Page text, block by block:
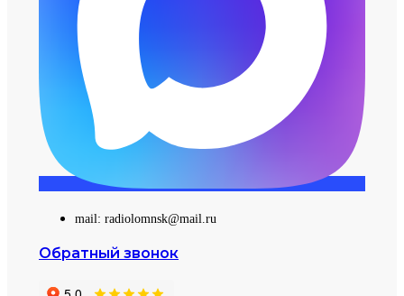
mail: radiolomnsk@mail.ru
Обратный звонок